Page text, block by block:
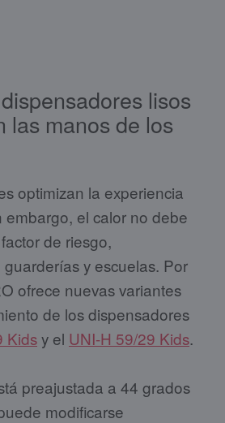
lisos
las manos de los
optimizan la experiencia
embargo, el calor no debe
de riesgo,
y escuelas. Por
ofrece nuevas variantes
de los dispensadores
Kidsy el UNI-H 59/29 Kids.
preajustada a 44 grados
modificarse